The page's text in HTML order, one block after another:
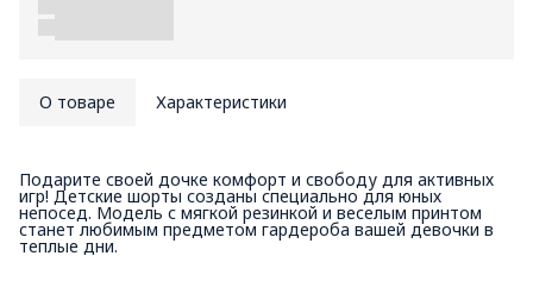
О товаре Характеристики
Подарите своей дочке комфорт и свободу для активных
игр! Детские шорты созданы специально для юных
непосед. Модель с мягкой резинкой и веселым принтом
станет любимым предметом гардероба вашей девочки в
теплые дни.